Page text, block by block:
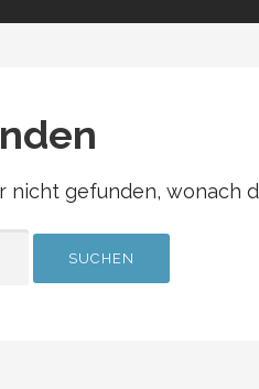
nicht gefunden, wonach